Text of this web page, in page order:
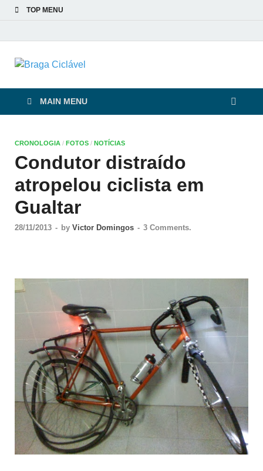
TOP MENU
Braga Ciclável
MAIN MENU
CRONOLOGIA / FOTOS / NOTÍCIAS
Condutor distraído
atropelou ciclista em
Gualtar
28/11/2013 - by Victor Domingos - 3 Comments.